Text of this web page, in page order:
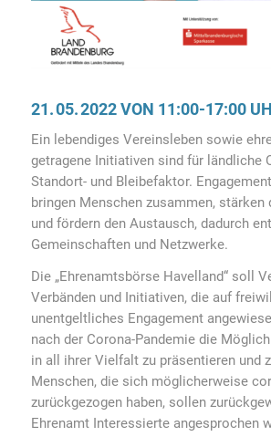
21. 05. 2022 VON 11:00-17:00
Ein lebendiges Vereinsleben sowie
getragene Initiativen sind für ländliche
Standort- und Bleibefaktor.
bringen Menschen zusammen, stärken
und fördern den Austausch, dadurch
Gemeinschaften und Netzwerke.
Die „Ehrenamtsbörse Havelland“ soll
Verbänden und Initiativen, die auf
unentgeltliches Engagement
nach der Corona-Pandemie die
in all ihrer Vielfalt zu präsentieren und
Menschen, die sich möglicherweise
zurückgezogen haben, sollen
Ehrenamt Interessierte angesprochen